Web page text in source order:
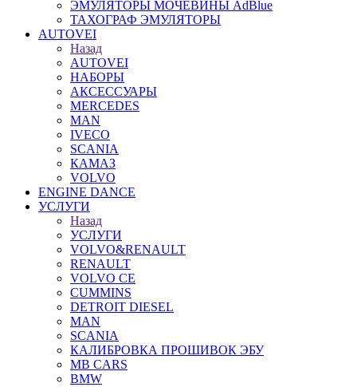
ЭМУЛЯТОРЫ МОЧЕВИНЫ АdBlue
ТАХОГРАФ ЭМУЛЯТОРЫ
AUTOVEI
Назад
AUTOVEI
НАБОРЫ
АКСЕССУАРЫ
MERCEDES
MAN
IVECO
SCANIA
КАМАЗ
VOLVO
ENGINE DANCE
УСЛУГИ
Назад
УСЛУГИ
VOLVO&RENAULT
RENAULT
VOLVO CE
CUMMINS
DETROIT DIESEL
MAN
SCANIA
КАЛИБРОВКА ПРОШИВОК ЭБУ
MB CARS
BMW